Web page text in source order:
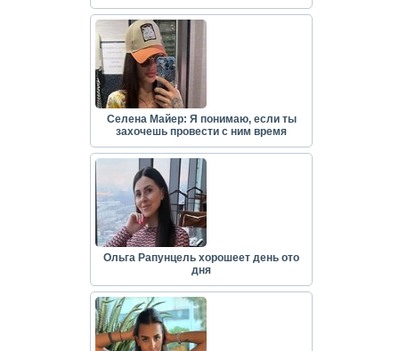
Селена Майер: Я понимаю, если ты
захочешь провести с ним время
Ольга Рапунцель хорошеет день ото
дня